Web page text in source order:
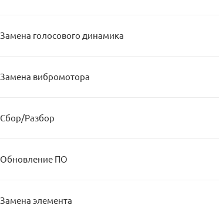
Замена голосового динамика
Замена вибромотора
Сбор/Разбор
Обновление ПО
Замена элемента